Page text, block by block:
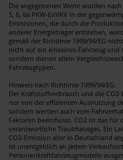
Die angegebenen Werte wurden
5, 6, 6a PKW-EnVKV in der
Emmisionen, die durch die
anderer Energieträger entstehen,
gemäß der Richtlinie 1999/94/EG
nicht auf ein einzelnes Fahrzeug und
sondern dienen allein
Fahrzeugtypen.
Hinweis nach Richtlinie 1999/94/EG:
Der Kraftstoffverbrauch und die
nur von der effizienten Ausnutzung
sondern werden auch vom
Faktoren beeinflusst. CO2 ist das für
verantwortliche Traubhausgas. Ein
CO2-Emission aller in Deutschland
ist unentgeltlich an jedem
Personenkraftfahrzeugmodelle